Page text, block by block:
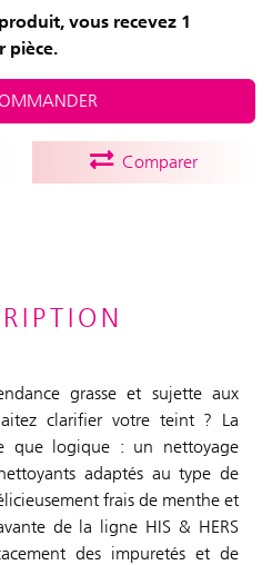
vous recevez 1
pièce.
Comparer
grasse et sujette aux
clarifier votre teint ? La
que logique : un nettoyage
adaptés au type de
frais de menthe et
de la ligne HIS & HERS
des impuretés et de